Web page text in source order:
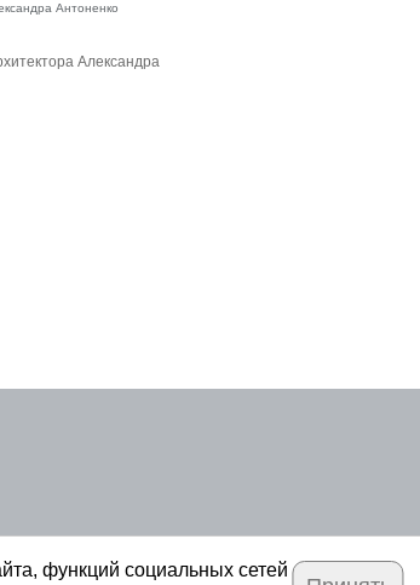
Антоненко
Александра
функций социальных сетей